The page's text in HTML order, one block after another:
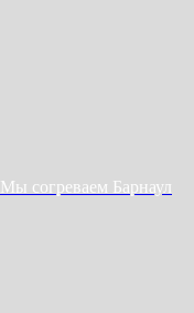
Мы согреваем Барнаул